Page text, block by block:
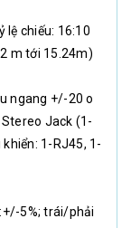
lệ chiếu: 16:10
m tới 15.24m)
ngang +/-20 o
Jack (1-
1-RJ45, 1-
5%; trái/phải